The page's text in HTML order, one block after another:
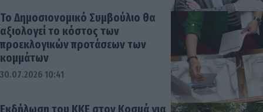
Το Δημοσιονομικό Συμβούλιο θα
αξιολογεί το κόστος των
προεκλογικών προτάσεων των
κομμάτων
30.07.2026 10:41
Εκδήλωση του ΚΚΕ στον Κοσμά για